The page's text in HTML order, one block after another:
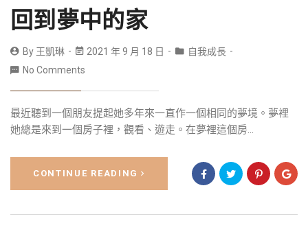
回到夢中的家
By 王凱琳 2021 年 9 月 18 日
自我成長
No Comments
最近聽到一個朋友提起她多年來一直作一個相同的夢境。夢裡
她總是來到一個房子裡，觀看、遊走。在夢裡這個房...
CONTINUE READING